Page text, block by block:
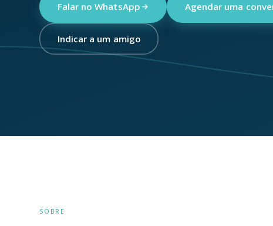
Falar no WhatsApp Agendar uma
Indicar a um amigo
SOBRE